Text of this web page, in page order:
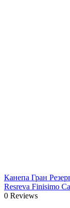
Канепа Гран
Resreva Finisimo
0 Reviews